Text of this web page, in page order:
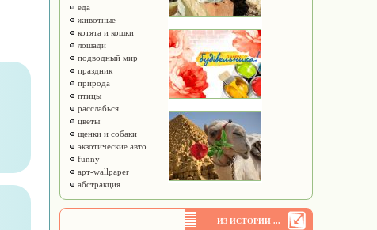
еда
животные
котята и кошки
лошади
подводный мир
праздник
природа
птицы
расслабься
цветы
щенки и собаки
экзотические авто
funny
арт-wallpaper
абстракция
ИЗ ИСТОРИИ ...